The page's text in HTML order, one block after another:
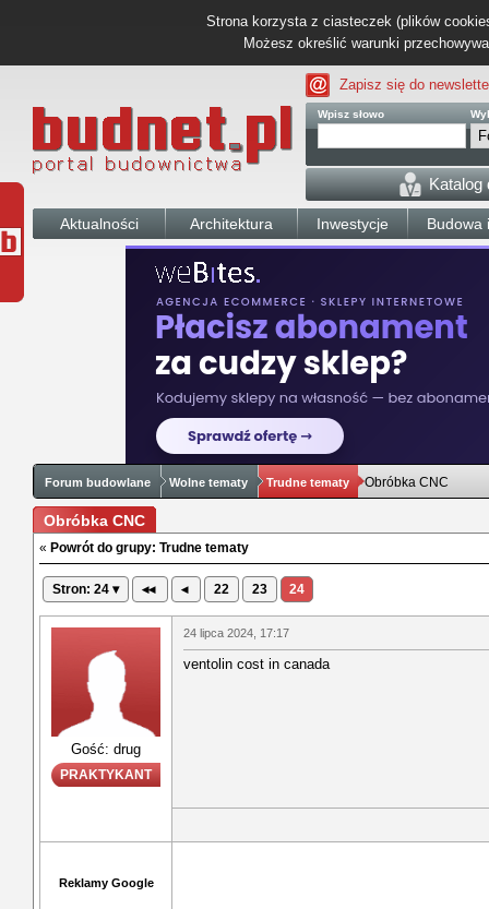
Strona korzysta z ciasteczek (plików
Możesz określić warunki
Zapisz się do
Wpisz słowo
Katalog
Aktualności Architektura Inwestycje Budowa
Forum budowlane Wolne tematy Trudne tematy Obróbka CNC
Obróbka CNC
« Powrót do grupy: Trudne tematy
Stron: 24 ▾ ◂◂ ◂ 22 23 24
Gość: drug
PRAKTYKANT
24 lipca 2024, 17:17
ventolin cost in canada
Reklamy Google